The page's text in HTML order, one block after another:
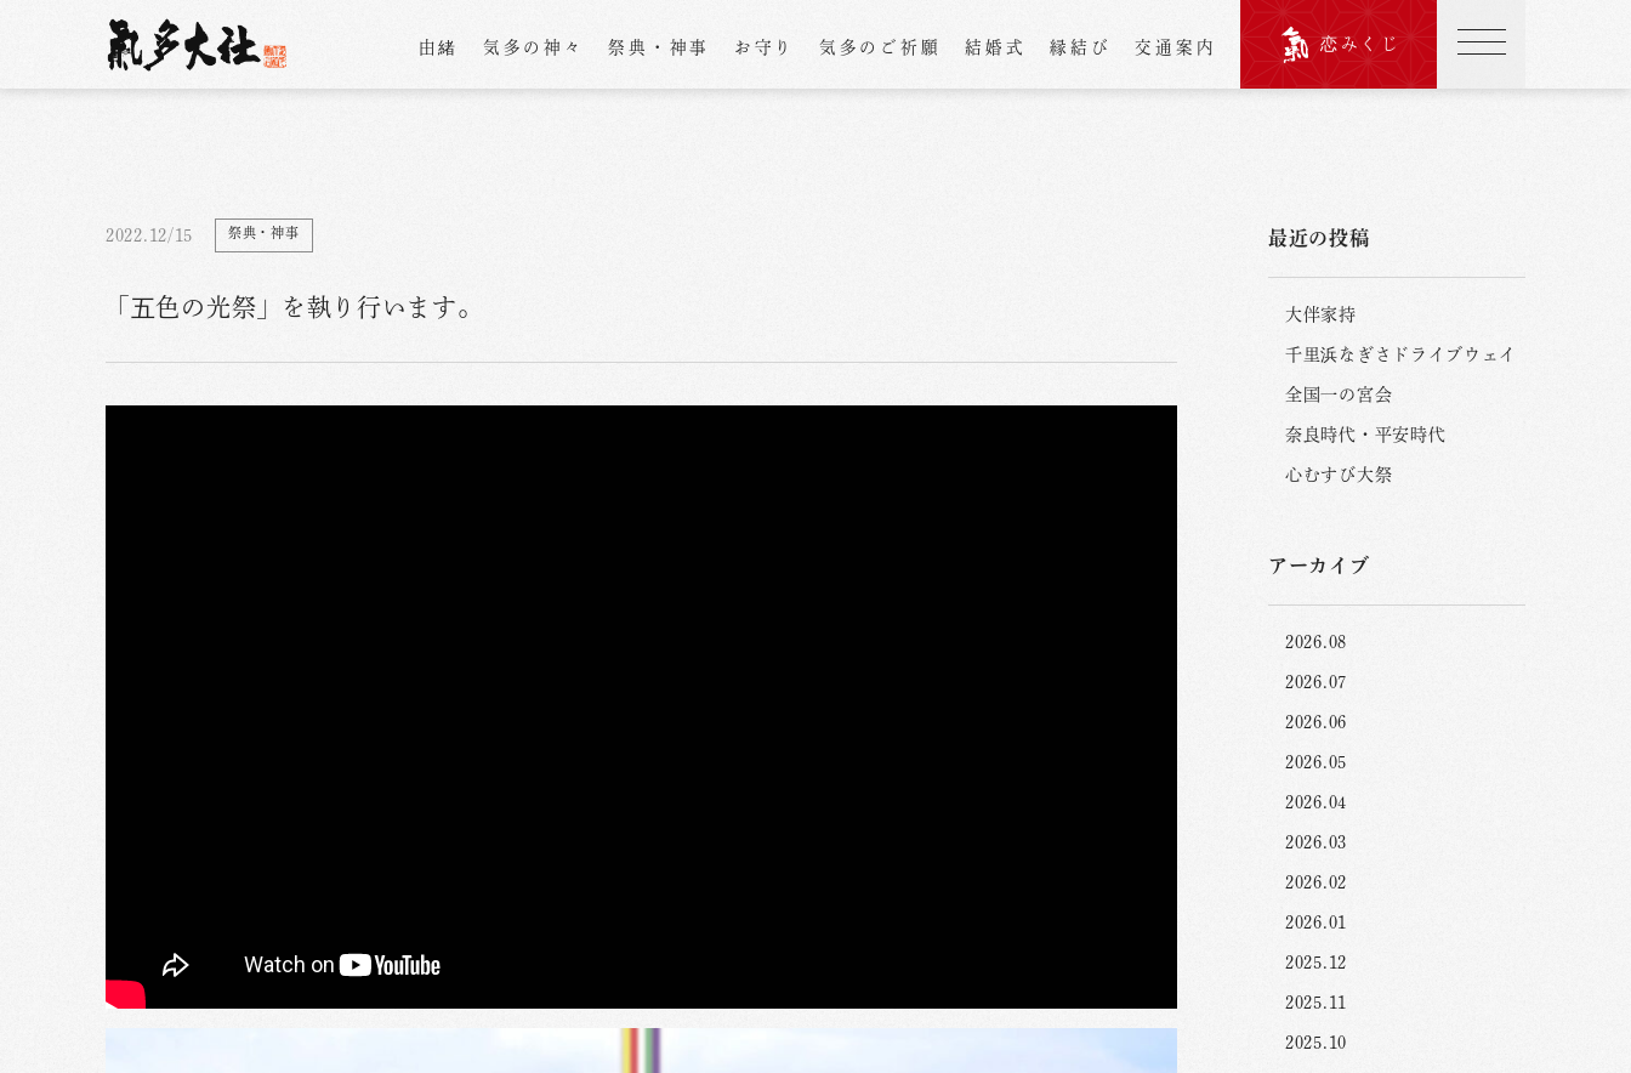
由緒 気多の神々 祭典・神事 お守り 気多のご祈願 結婚式 縁結び 交通案内 恋みくじ
2022.12/15 祭典・神事
「五色の光祭」を執り行います。
最近の投稿
大伴家持
千里浜なぎさドライブウェイ
全国一の宮会
奈良時代・平安時代
心むすび大祭
アーカイブ
2026.08
2026.07
2026.06
2026.05
2026.04
2026.03
2026.02
2026.01
2025.12
2025.11
2025.10